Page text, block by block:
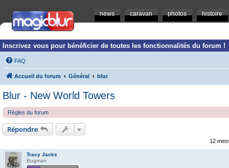
news caravan photos histoire
Inscrivez vous pour bénéficier de toutes les fonctionnalités du forum !
FAQ
Accueil du forum Général blur
Blur - New World Towers
Règles du forum
Répondre
12
Tracy Jacks
Bugman